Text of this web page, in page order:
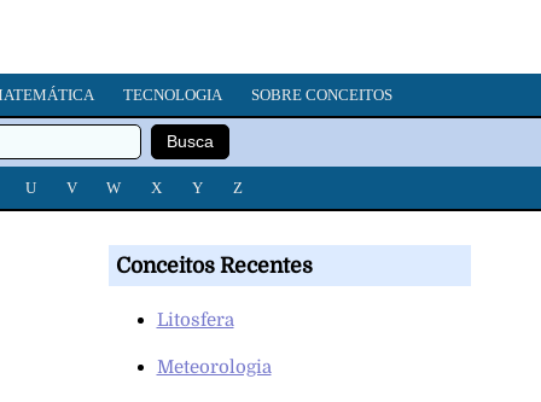
TECNOLOGIA SOBRE CONCEITOS
U V W X Y Z
Conceitos Recentes
Litosfera
Meteorologia